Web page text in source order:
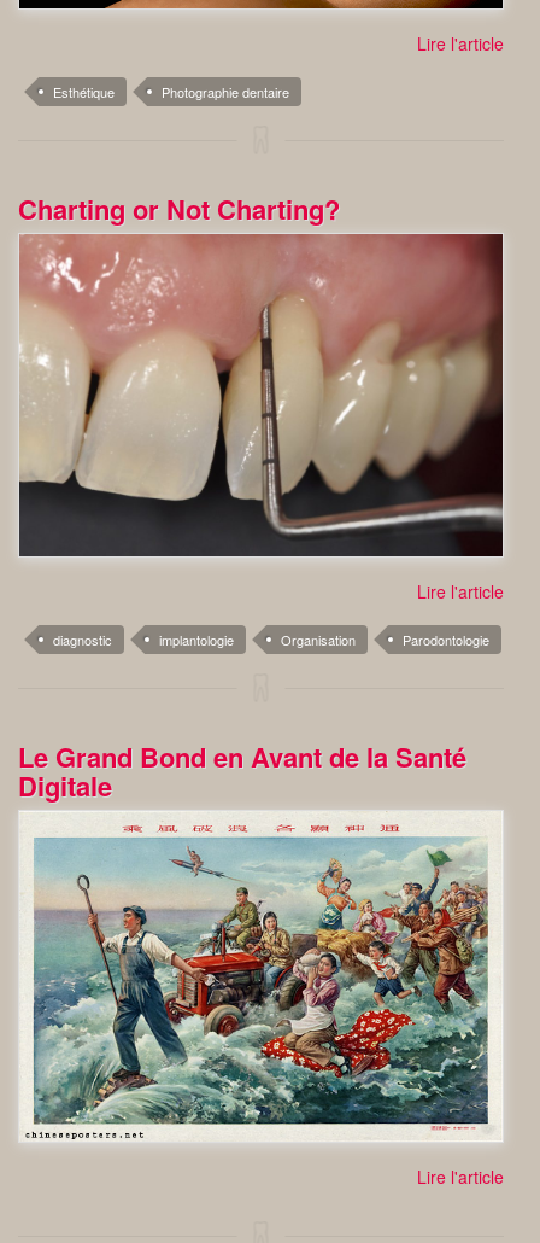
Lire l'article
Esthétique Photographie dentaire
Charting or Not Charting?
Lire l'article
diagnostic implantologie Organisation Parodontologie
Le Grand Bond en Avant de la Santé
Digitale
Lire l'article